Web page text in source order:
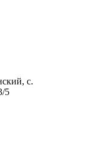
с.
5